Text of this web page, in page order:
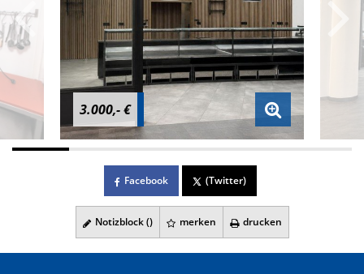
3.000,- €
Facebook (Twitter)
Notizblock () merken drucken